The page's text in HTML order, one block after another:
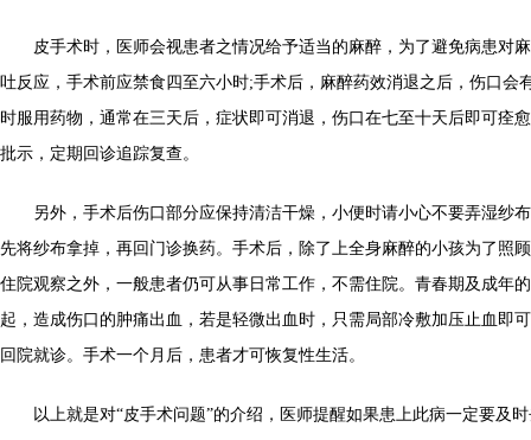
皮手术时，医师会视患者之情况给予适当的麻醉，为了避免病患对
吐反应，手术前应禁食四至六小时;手术后，麻醉药效消退之后，伤口会
时服用药物，通常在三天后，症状即可消退，伤口在七至十天后即可痊
批示，定期回诊追踪复查。
另外，手术后伤口部分应保持清洁干燥，小便时请小心不要弄湿纱
先将纱布拿掉，再回门诊换药。手术后，除了上全身麻醉的小孩为了照
住院观察之外，一般患者仍可从事日常工作，不需住院。青春期及成年
起，造成伤口的肿痛出血，若是轻微出血时，只需局部冷敷加压止血即
回院就诊。手术一个月后，患者才可恢复性生活。
以上就是对“皮手术问题”的介绍，医师提醒如果患上此病一定要及时